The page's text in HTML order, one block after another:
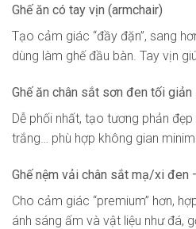
Ghế ăn có tay vịn (armchair)
Tạo cảm giác “đầy đặn”, sang
dùng làm ghế đầu bàn. Tay vịn
Ghế ăn chân sắt sơn đen tối giản
Dễ phối nhất, tạo tương phản
trắng… phù hợp không gian
Ghế nệm vải chân sắt mạ/xi đen
Cho cảm giác “premium” hơn,
ánh sáng ấm và vật liệu như đá,